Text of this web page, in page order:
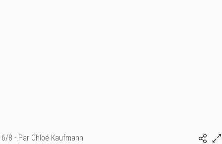
6/8 - Par Chloé Kaufmann